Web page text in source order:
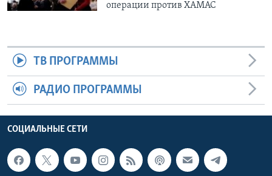
операции против ХАМАС
ТВ ПРОГРАММЫ
РАДИО ПРОГРАММЫ
СОЦИАЛЬНЫЕ СЕТИ